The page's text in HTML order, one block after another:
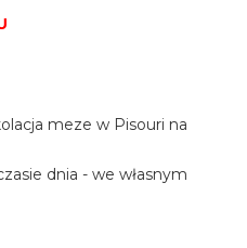
meze w Pisouri na
dnia - we własnym